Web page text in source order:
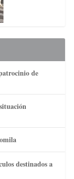
de
destinados a